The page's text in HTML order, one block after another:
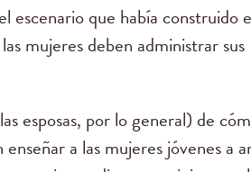
escenario que había construido
mujeres deben administrar sus
esposas, por lo general) de
a las mujeres jóvenes a